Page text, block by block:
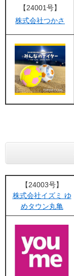
【24001号】
株式会社つかさ
【24003号】
株式会社イズミ ゆ
めタウン丸亀